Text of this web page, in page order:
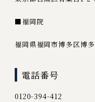
■福岡院
福岡県福岡市博多区博
電話番号
0120-394-412